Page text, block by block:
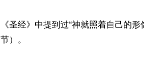
《圣经》中提到过“神就照着自己的
节）。